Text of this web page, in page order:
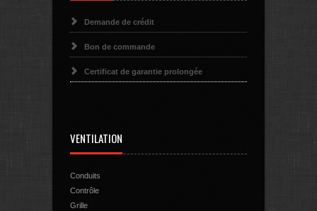
Demande de crédit
Bon de commande
Certificat de garantie prolongée
VENTILATION
Conduits
Contrôle
Grille